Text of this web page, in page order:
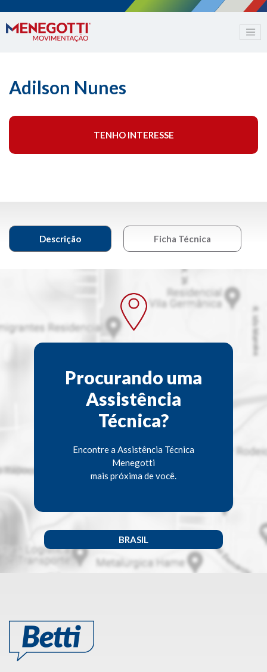
Adilson Nunes
TENHO INTERESSE
Descrição Ficha Técnica
Procurando uma
Assistência
Técnica?
Encontre a Assistência Técnica
Menegotti
mais próxima de você.
BRASIL